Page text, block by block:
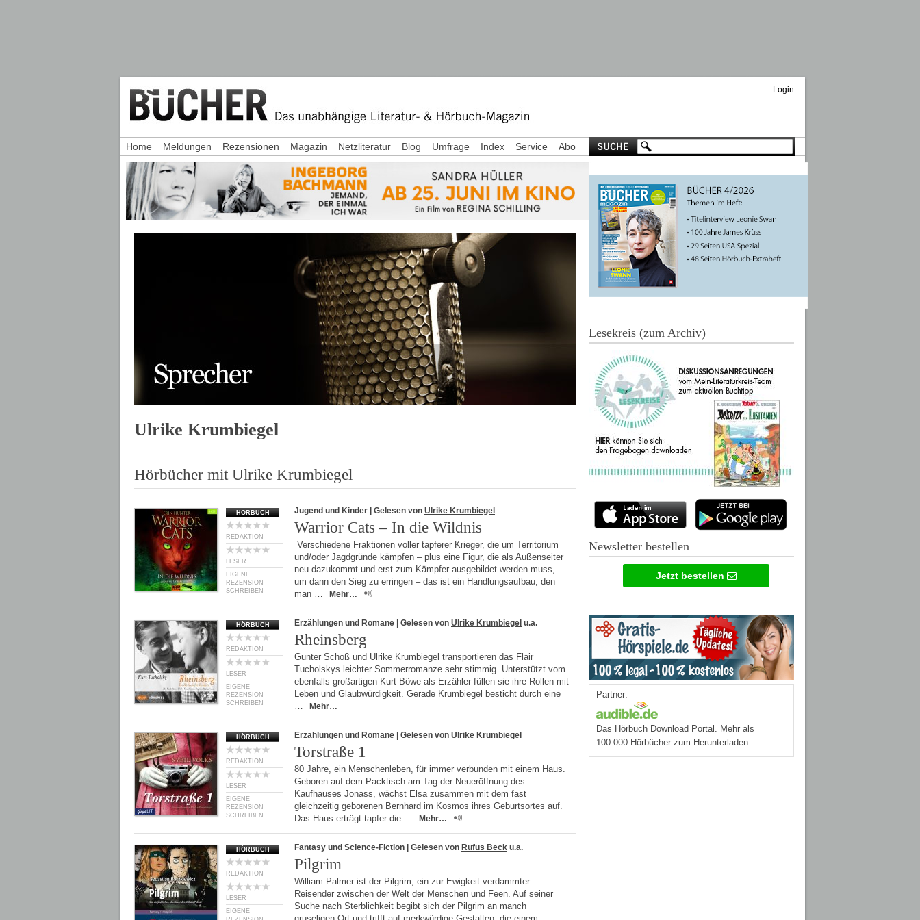
Login
Ulrike Krumbiegel
Hörbücher mit Ulrike Krumbiegel
HÖRBUCH
REDAKTION
LESER
EIGENE
REZENSION
SCHREIBEN
Jugend und Kinder | Gelesen von Ulrike Krumbiegel
Warrior Cats – In die Wildnis
Verschiedene Fraktionen voller tapferer Krieger, die um Territorium
und/oder Jagdgründe kämpfen – plus eine Figur, die als Außenseiter
neu dazukommt und erst zum Kämpfer ausgebildet werden muss,
um dann den Sieg zu erringen – das ist ein Handlungsaufbau, den
man …
Mehr…
HÖRBUCH
REDAKTION
LESER
EIGENE
REZENSION
SCHREIBEN
Erzählungen und Romane | Gelesen von Ulrike Krumbiegel u.a.
Rheinsberg
Gunter Schoß und Ulrike Krumbiegel transportieren das Flair
Tucholskys leichter Sommerromanze sehr stimmig. Unterstützt vom
ebenfalls großartigen Kurt Böwe als Erzähler füllen sie ihre Rollen mit
Leben und Glaubwürdigkeit. Gerade Krumbiegel besticht durch eine
…
Mehr…
HÖRBUCH
REDAKTION
LESER
EIGENE
REZENSION
SCHREIBEN
Erzählungen und Romane | Gelesen von Ulrike Krumbiegel
Torstraße 1
80 Jahre, ein Menschenleben, für immer verbunden mit einem Haus.
Geboren auf dem Packtisch am Tag der Neueröffnung des
Kaufhauses Jonass, wächst Elsa zusammen mit dem fast
gleichzeitig geborenen Bernhard im Kosmos ihres Geburtsortes auf.
Das Haus erträgt tapfer die …
Mehr…
HÖRBUCH
REDAKTION
LESER
EIGENE
Fantasy und Science-Fiction | Gelesen von Rufus Beck u.a.
Pilgrim
William Palmer ist der Pilgrim, ein zur Ewigkeit verdammter
Reisender zwischen der Welt der Menschen und Feen. Auf seiner
Suche nach Sterblichkeit begibt sich der Pilgrim an manch
Home Meldungen Rezensionen Magazin Netzliteratur Blog Umfrage Index Service Abo
Lesekreis (zum Archiv)
Newsletter bestellen
Jetzt bestellen
Partner:
Das Hörbuch Download Portal. Mehr als
100.000 Hörbücher zum Herunterladen.